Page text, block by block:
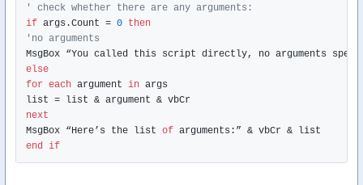
' check whether there are any arguments:
if args.Count = 0 then
'no arguments
else
for each argument in args
next
MsgBox “Here’s the list of
end
if